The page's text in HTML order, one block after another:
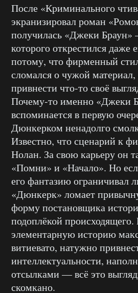
После «Криминального
экранизировал роман
получилась «Джеки
которого открестился даже
потому, что фирменный
сломался о чужой
привнести что-то своё
Почему-то именно «Джеки
вспоминается в первую
Дюнкерком ненадолго
Известно, что сценарий к
Нолан. За свою карьеру он
«Помни» и «Начало». Но
его фантазию ограничивал
«Дюнкерк» ломает
форму постановщика
подоплёкой
элементарную историю
витиевато, натужно
интеллектуальности,
отсылками — всё это
скомкано.